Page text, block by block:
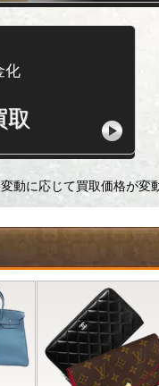
化
取
動に応じて買取価格が変